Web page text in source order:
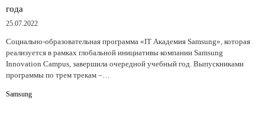
года
25.07.2022
Социально-образовательная программа «IT Академия Samsung», которая
реализуется в рамках глобальной инициативы компании Samsung
Innovation Campus, завершила очередной учебный год. Выпускниками
программы по трем трекам –…
Samsung